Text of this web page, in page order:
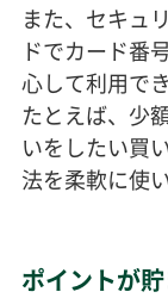
また、セキュ
ドでカード番
心して利用で
たとえば、少
いをしたい買
法を柔軟に使
ポイントが